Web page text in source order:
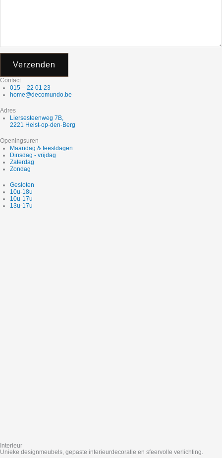
Verzenden
Contact
015 – 22 01 23
home@decomundo.be
Adres
Liersesteenweg 7B,
2221 Heist-op-den-Berg
Openingsuren
Maandag & feestdagen
Dinsdag - vrijdag
Zaterdag
Zondag
Gesloten
10u-18u
10u-17u
13u-17u
Interieur
Unieke designmeubels, gepaste interieurdecoratie en sfeervolle verlichting.